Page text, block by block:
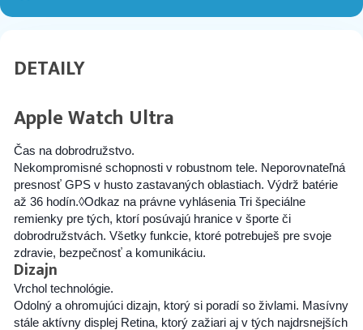
DETAILY
Apple Watch Ultra
Čas na dobrodružstvo.
Nekompromisné schopnosti v robustnom tele. Neporovnateľná
presnosť GPS v husto zastavaných oblastiach. Výdrž batérie
až 36 hodín.◊Odkaz na právne vyhláseniaTri špeciálne
remienky pre tých, ktorí posúvajú hranice v športe či
dobrodružstvách. Všetky funkcie, ktoré potrebuješ pre svoje
zdravie, bezpečnosť a komunikáciu.
Dizajn
Vrchol technológie.
Odolný a ohromujúci dizajn, ktorý si poradí so živlami. Masívny
stále aktívny displej Retina, ktorý zažiari aj v tých najdrsnejších